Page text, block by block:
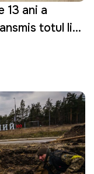
13 ani a
totul live